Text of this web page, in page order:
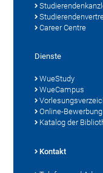
Career Centre
Dienste
WueStudy
WueCampus
Online-
Katalog der
Kontakt